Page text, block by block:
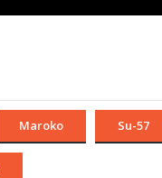
Maroko Su-57